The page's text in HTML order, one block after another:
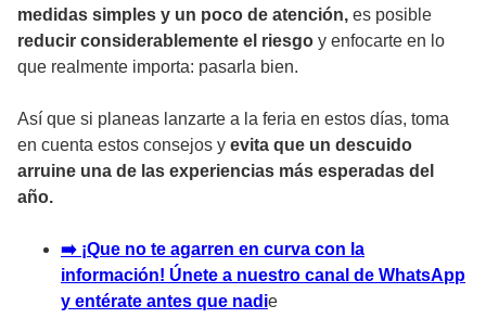
medidas simples y un poco de atención, es posible
reducir considerablemente el riesgo y enfocarte en lo
que realmente importa: pasarla bien.
Así que si planeas lanzarte a la feria en estos días, toma
en cuenta estos consejos y evita que un descuido
arruine una de las experiencias más esperadas del
año.
➡️ ¡Que no te agarren en curva con la
información! Únete a nuestro canal de WhatsApp
y entérate antes que nadie